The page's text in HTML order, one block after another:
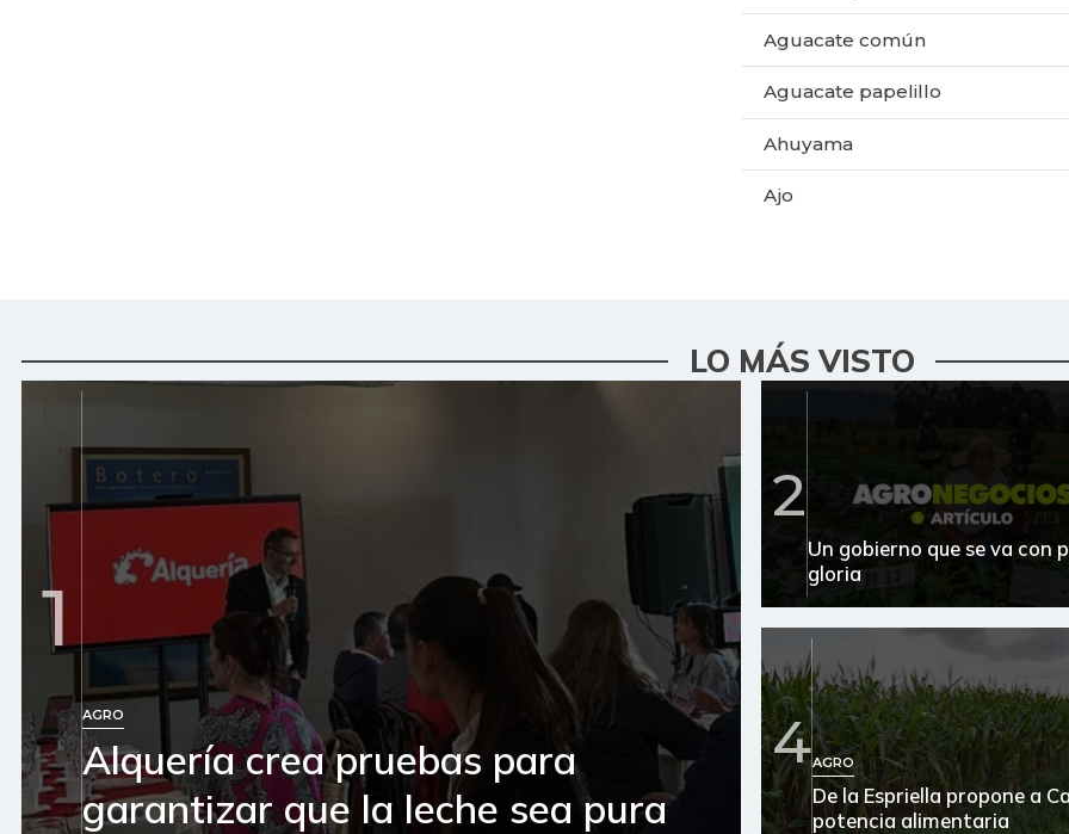
Aguacate común
Aguacate papelillo
Ahuyama
Ajo
Alas de pollo sin costillar
Arroz blanco en bulto
Arroz de primera
Arroz de segunda
Arroz excelso
Arveja verde seca
Atún en lata
Avena en hojuelas
LO MÁS VISTO
1
AGRO
Alquería crea pruebas para
garantizar que la leche sea pura
2
Un gobierno que se va con
gloria
4AGRO
De la Espriella propone a
potencia alimentaria